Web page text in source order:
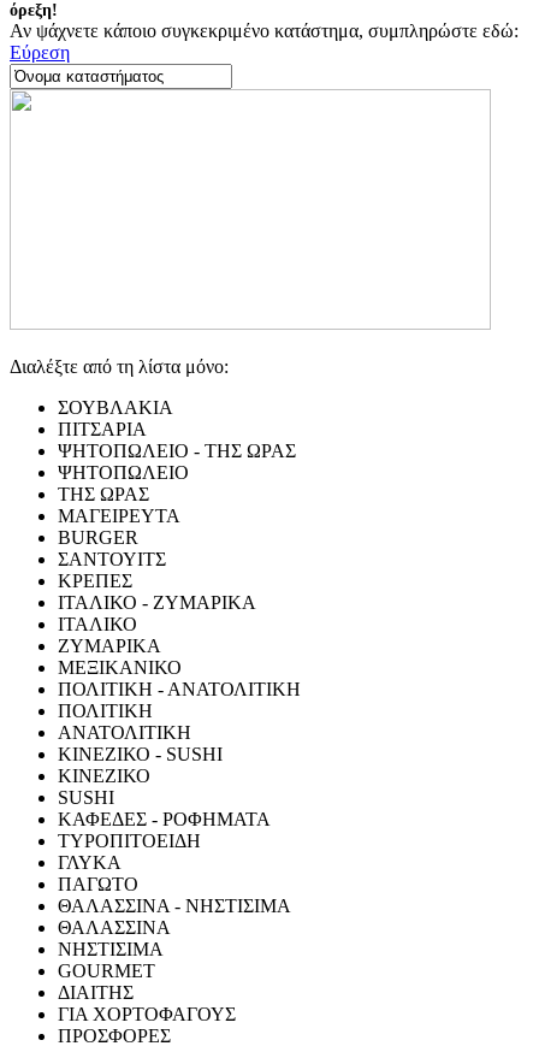
όρεξη!
Αν ψάχνετε κάποιο συγκεκριμένο κατάστημα, συμπληρώστε εδώ:
Εύρεση
Διαλέξτε από τη λίστα μόνο:
ΣΟΥΒΛΑΚΙΑ
ΠΙΤΣΑΡΙΑ
ΨΗΤΟΠΩΛΕΙΟ - ΤΗΣ ΩΡΑΣ
ΨΗΤΟΠΩΛΕΙΟ
ΤΗΣ ΩΡΑΣ
ΜΑΓΕΙΡΕΥΤΑ
BURGER
ΣΑΝΤΟΥΙΤΣ
ΚΡΕΠΕΣ
ΙΤΑΛΙΚΟ - ΖΥΜΑΡΙΚΑ
ΙΤΑΛΙΚΟ
ΖΥΜΑΡΙΚΑ
ΜΕΞΙΚΑΝΙΚΟ
ΠΟΛΙΤΙΚΗ - ΑΝΑΤΟΛΙΤΙΚΗ
ΠΟΛΙΤΙΚΗ
ΑΝΑΤΟΛΙΤΙΚΗ
ΚΙΝΕΖΙΚΟ - SUSHI
ΚΙΝΕΖΙΚΟ
SUSHI
ΚΑΦΕΔΕΣ - ΡΟΦΗΜΑΤΑ
ΤΥΡΟΠΙΤΟΕΙΔΗ
ΓΛΥΚΑ
ΠΑΓΩΤΟ
ΘΑΛΑΣΣΙΝΑ - ΝΗΣΤΙΣΙΜΑ
ΘΑΛΑΣΣΙΝΑ
ΝΗΣΤΙΣΙΜΑ
GOURMET
ΔΙΑΙΤΗΣ
ΓΙΑ ΧΟΡΤΟΦΑΓΟΥΣ
ΠΡΟΣΦΟΡΕΣ